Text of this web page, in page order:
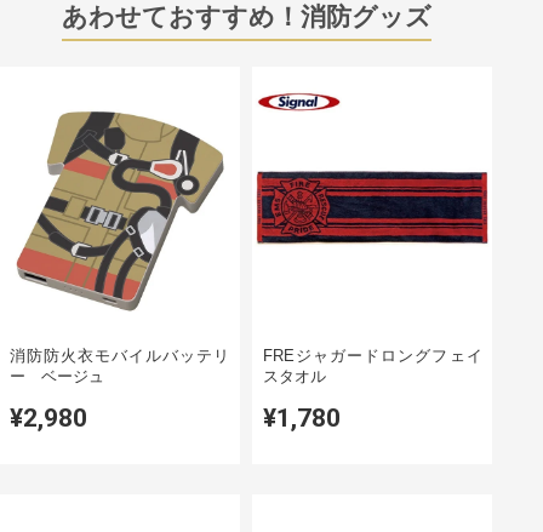
あわせておすすめ！消防グッズ
消防防火衣モバイルバッテリ
ー ベージュ
¥2,980
FREジャガードロングフェイ
スタオル
¥1,780